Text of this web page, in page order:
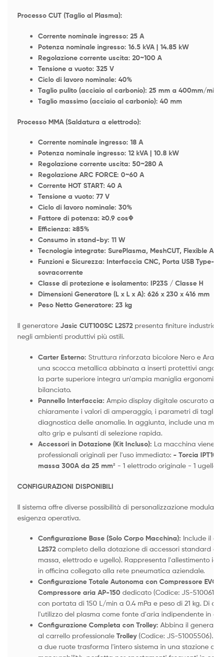
Processo CUT (Taglio al Plasma):
Corrente nominale ingresso: 25 A
Potenza nominale ingresso: 16.5 kVA | 14.85 kW
Regolazione corrente uscita: 20~100 A
Tensione a vuoto: 325 V
Ciclo di lavoro nominale: 40%
Taglio pulito (acciaio al carbonio): 25 mm a 400mm/min
Taglio massimo (acciaio al carbonio): 40 mm
Processo MMA (Saldatura a elettrodo):
Corrente nominale ingresso: 18 A
Potenza nominale ingresso: 12 kVA | 10.8 kW
Regolazione corrente uscita: 50~280 A
Regolazione ARC FORCE: 0~60 A
Corrente HOT START: 40 A
Tensione a vuoto: 77 V
Ciclo di lavoro nominale: 30%
Fattore di potenza: ≥0.9 cosΦ
Efficienza: ≥85%
Consumo in stand-by: 11 W
Tecnologie integrate: SurePlasma, MeshCUT, Flexible
Funzioni e Sicurezza: Interfaccia CNC, Porta USB Type-
sovracorrente
Classe di protezione e isolamento: IP23S / Classe H
Dimensioni Generatore (L x L x A): 626 x 230 x 416 mm
Peso Netto Generatore: 23 kg
Il generatore Jasic CUT100SC L2S72presenta finiture
negli ambienti produttivi più ostili.
Carter Esterno: Struttura rinforzata bicolore Nero e
una scocca metallica abbinata a inserti protettivi
la parte superiore integra un'ampia maniglia
bilanciato.
Pannello Interfaccia: Ampio display digitale oscurato ad
chiaramente i valori di amperaggio, i parametri di taglio
diagnostica delle anomalie. In aggiunta, include una
alto grip e pulsanti di selezione rapida.
Accessori in Dotazione (Kit Incluso): La macchina viene
professionali originali per l'uso immediato: - Torcia
massa 300A da 25 mm² - 1 elettrodo originale - 1 ugello
CONFIGURAZIONI DISPONIBILI
Il sistema offre diverse possibilità di personalizzazione
esigenza operativa.
Configurazione Base (Solo Corpo Macchina): Include il
L2S72completo della dotazione di accessori standard di
massa, elettrodo e ugello). Rappresenta l'allestimento
in officina collegato alla rete pneumatica aziendale.
Configurazione Totale Autonoma con Compressore
Compressore aria AP-150dedicato (Codice: JS-
con portata di 150 L/min a 0.4 mPa e peso di 21 kg. Di
l'utilizzo del plasma come fonte d'aria indipendente in
Configurazione Completa con Trolley: Abbina il
al carrello professionale Trolley(Codice: JS-51005506).
a due ruote trasforma l'intero sistema in una stazione